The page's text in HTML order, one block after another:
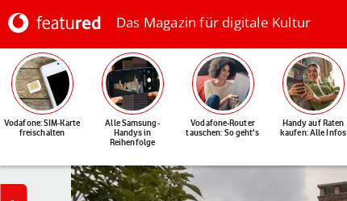
Das Magazin für digitale Kultur
Vodafone: SIM-Karte
freischalten
Alle Samsung-
Handys in
Reihenfolge
Vodafone-Router
tauschen: So geht's
Handy auf Raten
kaufen: Alle Infos